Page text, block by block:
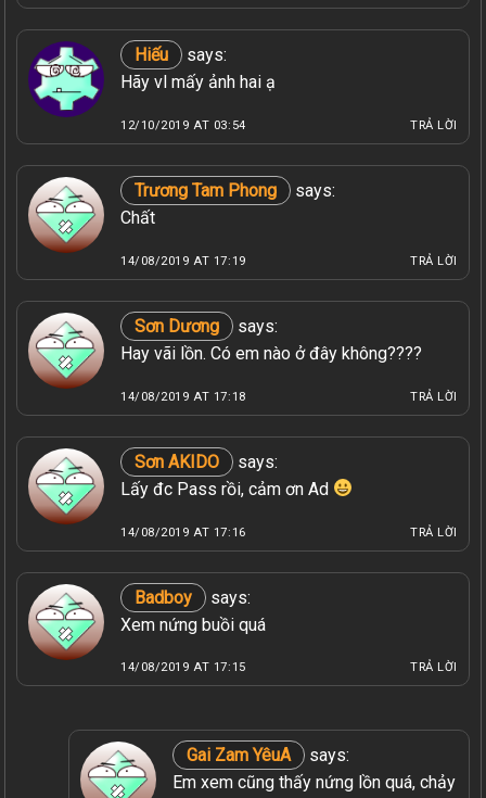
Hiếu
says:
Hãy vl mấy ảnh hai ạ
12/10/2019 AT 03:54 TRẢ LỜI
Trương Tam Phong
says:
Chất
14/08/2019 AT 17:19 TRẢ LỜI
Sơn Dương
says:
Hay vãi lồn. Có em nào ở đây không????
14/08/2019 AT 17:18 TRẢ LỜI
Sơn AKIDO
says:
Lấy đc Pass rồi, cảm ơn Ad
14/08/2019 AT 17:16 TRẢ LỜI
Badboy
says:
Xem nứng buồi quá
14/08/2019 AT 17:15 TRẢ LỜI
Gai Zam YêuA
says:
Em xem cũng thấy nứng lồn quá, chảy